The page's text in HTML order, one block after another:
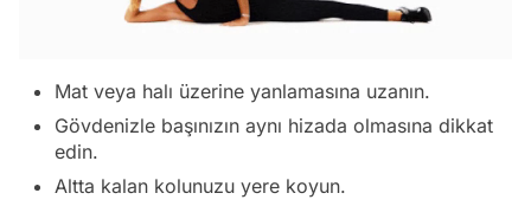
Mat veya halı üzerine yanlamasına uzanın.
Gövdenizle başınızın aynı hizada olmasına dikkat
edin.
Altta kalan kolunuzu yere koyun.